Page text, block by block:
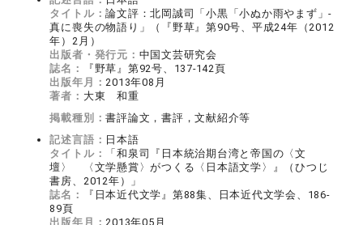
タイトル：論文評：北岡誠司「小黒「小ぬか雨やまず」‐
真に喪失の物語り」（『野草』第90号、平成24年（2012
年）2月）
出版者・発行元： 中国文芸研究会
誌名：
『野草』第92号、137-142頁
出版年月：2013年08月
著者： 大東 和重
掲載種別：書評論文，書評，文献紹介等
記述言語： 日本語
タイトル：
「和泉司『日本統治期台湾と帝国の〈文
壇〉 〈文学懸賞〉がつくる〈日本語文学〉』（ひつじ
書房、2012年）」
誌名：
『日本近代文学』第88集、日本近代文学会、186-
89頁
出版年月：2013年05月